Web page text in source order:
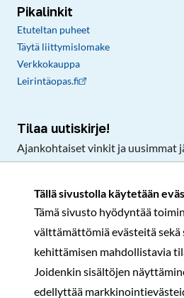
Tällä sivustolla käytetään
Tämä sivusto hyödyntää
välttämättömiä evästeitä sekä
kehittämisen mahdollistavia
Joidenkin sisältöjen
edellyttää
Pikalinkit
Etuteltan puheet
Täytä liittymislomake
Verkkokauppa
Leirintäopas.fi
Tilaa uutiskirje!
Ajankohtaiset vinkit ja uusimmat